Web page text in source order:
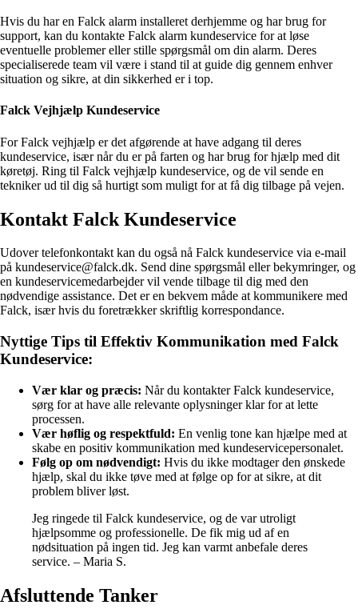
Hvis du har en Falck alarm installeret derhjemme og har brug for
support, kan du kontakte Falck alarm kundeservice for at løse
eventuelle problemer eller stille spørgsmål om din alarm. Deres
specialiserede team vil være i stand til at guide dig gennem enhver
situation og sikre, at din sikkerhed er i top.
Falck Vejhjælp Kundeservice
For Falck vejhjælp er det afgørende at have adgang til deres
kundeservice, især når du er på farten og har brug for hjælp med dit
køretøj. Ring til Falck vejhjælp kundeservice, og de vil sende en
tekniker ud til dig så hurtigt som muligt for at få dig tilbage på vejen.
Kontakt Falck Kundeservice
Udover telefonkontakt kan du også nå Falck kundeservice via e-mail
på kundeservice@falck.dk. Send dine spørgsmål eller bekymringer, og
en kundeservicemedarbejder vil vende tilbage til dig med den
nødvendige assistance. Det er en bekvem måde at kommunikere med
Falck, især hvis du foretrækker skriftlig korrespondance.
Nyttige Tips til Effektiv Kommunikation med Falck
Kundeservice:
Vær klar og præcis: Når du kontakter Falck kundeservice,
sørg for at have alle relevante oplysninger klar for at lette
processen.
Vær høflig og respektfuld: En venlig tone kan hjælpe med at
skabe en positiv kommunikation med kundeservicepersonalet.
Følg op om nødvendigt: Hvis du ikke modtager den ønskede
hjælp, skal du ikke tøve med at følge op for at sikre, at dit
problem bliver løst.
Jeg ringede til Falck kundeservice, og de var utroligt
hjælpsomme og professionelle. De fik mig ud af en
nødsituation på ingen tid. Jeg kan varmt anbefale deres
service. – Maria S.
Afsluttende Tanker